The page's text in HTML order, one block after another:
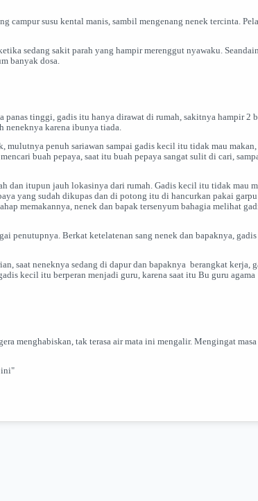
campur susu kental manis, sambil mengenang nenek tercinta.
sedang sakit parah yang hampir merenggut nyawaku.
banyak dosa.
tinggi, gadis itu hanya dirawat di rumah, sakitnya hampir 2
karena ibunya tiada.
penuh sariawan sampai gadis kecil itu tidak mau makan,
buah pepaya, saat itu buah pepaya sangat sulit di cari,
dan itupun jauh lokasinya dari rumah. Gadis kecil itu tidak mau
yang sudah dikupas dan di potong itu di hancurkan pakai garpu
memakannya, nenek dan bapak tersenyum bahagia melihat
penutupnya. Berkat ketelatenan sang nenek dan bapaknya,
saat neneknya sedang di dapur dan bapaknya berangkat kerja,
kecil itu berperan menjadi guru, karena saat itu Bu guru agama
menghabiskan, tak terasa air mata ini mengalir. Mengingat masa
ini"